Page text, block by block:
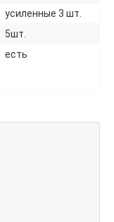
усиленные 3 шт.
5шт.
есть